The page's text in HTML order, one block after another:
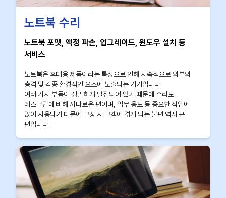
노트북 수리
노트북 포맷, 액정 파손, 업그레이드, 윈도우 설치 등
서비스
노트북은 휴대용 제품이라는 특성으로 인해 지속적으로 외부의
충격 및 각종 환경적인 요소에 노출되는 기기입니다.
여러 가지 부품이 정밀하게 밀집되어 있기 때문에 수리도
데스크탑에 비해 까다로운 편이며, 업무 용도 등 중요한 작업에
많이 사용되기 때문에 고장 시 고객에 겪게 되는 불편 역시 큰
편입니다.